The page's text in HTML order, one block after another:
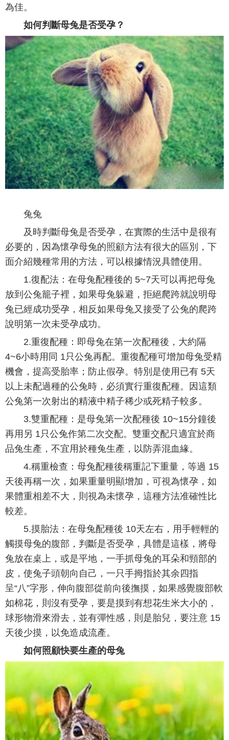
為佳。
如何判斷母兔是否受孕？
兔兔
及時判斷母兔是否受孕，在實際的生活中是很有
必要的，因為懷孕母兔的照顧方法有很大的區別，下
面介紹幾種常用的方法，可以根據情況具體使用。
1.復配法：在母兔配種後的 5~7天可以再把母兔
放到公兔籠子裡，如果母兔躲避，拒絕爬跨就說明母
兔已經成功受孕，相反如果母兔又接受了公兔的爬跨
說明第一次未受孕成功。
2.重復配種：即母兔在第一次配種後，大約隔
4~6小時用同 1只公兔再配。重復配種可增加母兔受精
機會，提高受胎率；防止假孕。特別是使用已有 5天
以上未配過種的公兔時，必須實行重復配種。因這類
公兔第一次射出的精液中精子稀少或死精子較多。
3.雙重配種：是母兔第一次配種後 10~15分鐘後
再用另 1只公兔作第二次交配。雙重交配只適宜於商
品兔生產，不宜用於種兔生產，以防弄混血緣。
4.稱重檢查：母兔配種後稱重記下重量，等過 15
天後再稱一次，如果重量明顯增加，可視為懷孕，如
果體重相差不大，則視為未懷孕，這種方法准確性比
較差。
5.摸胎法：在母兔配種後 10天左右，用手輕輕的
觸摸母兔的腹部，判斷是否受孕，具體是這樣，將母
兔放在桌上，或是平地，一手抓母兔的耳朵和頸部的
皮，使兔子頭朝向自己，一只手拇指於其余四指
呈“八”字形，伸向腹部從前向後撫摸，如果感覺腹部軟
如棉花，則沒有受孕，要是摸到有想花生米大小的，
球形物滑來滑去，並有彈性感，則是胎兒，要注意 15
天後少摸，以免造成流產。
如何照顧快要生產的母兔